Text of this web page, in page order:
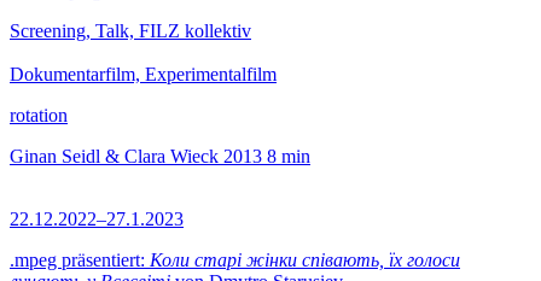
Screening, Talk, FILZ kollektiv
Dokumentarfilm, Experimentalfilm
rotation
Ginan Seidl & Clara Wieck 2013 8 min
22.12.2022–27.1.2023
.mpeg präsentiert: Коли старі жінки співають, їх голоси